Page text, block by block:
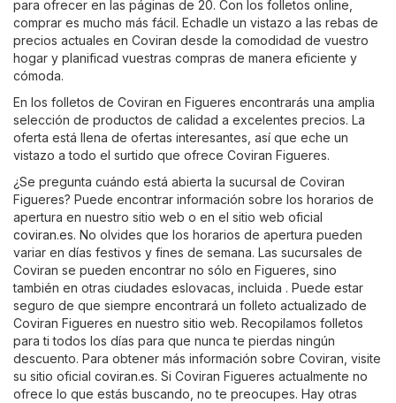
para ofrecer en las páginas de 20. Con los folletos online,
comprar es mucho más fácil. Echadle un vistazo a las rebas de
precios actuales en Coviran desde la comodidad de vuestro
hogar y planificad vuestras compras de manera eficiente y
cómoda.
En los folletos de Coviran en Figueres encontrarás una amplia
selección de productos de calidad a excelentes precios. La
oferta está llena de ofertas interesantes, así que eche un
vistazo a todo el surtido que ofrece Coviran Figueres.
¿Se pregunta cuándo está abierta la sucursal de Coviran
Figueres? Puede encontrar información sobre los horarios de
apertura en nuestro sitio web o en el sitio web oficial
coviran.es. No olvides que los horarios de apertura pueden
variar en días festivos y fines de semana. Las sucursales de
Coviran se pueden encontrar no sólo en Figueres, sino
también en otras ciudades eslovacas, incluida . Puede estar
seguro de que siempre encontrará un folleto actualizado de
Coviran Figueres en nuestro sitio web. Recopilamos folletos
para ti todos los días para que nunca te pierdas ningún
descuento. Para obtener más información sobre Coviran, visite
su sitio oficial coviran.es. Si Coviran Figueres actualmente no
ofrece lo que estás buscando, no te preocupes. Hay otras